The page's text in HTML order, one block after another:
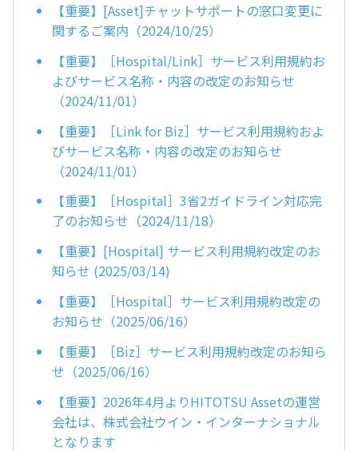
【重要】[Asset]チャットサポートの窓口変更に
関するご案内（2024/10/25）
【重要】［Hospital/Link］サービス利用規約お
よびサービス名称・内容の改定のお知らせ
（2024/11/01）
【重要】［Link for Biz］サービス利用規約およ
びサービス名称・内容の改定のお知らせ
（2024/11/01）
【重要】［Hospital］3省2ガイドライン対応完
了のお知らせ（2024/11/18）
【重要】[Hospital] サービス利用規約改定のお
知らせ (2025/03/14)
【重要】［Hospital］サービス利用規約改定の
お知らせ（2025/06/16）
【重要】［Biz］サービス利用規約改定のお知ら
せ（2025/06/16）
【重要】2026年4月よりHITOTSU Assetの運営
会社は、株式会社ウイン・インターナショナル
となります